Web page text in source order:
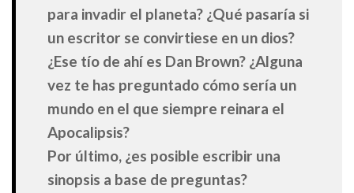
para invadir el planeta? ¿Qué pasaría si
un escritor se convirtiese en un dios?
¿Ese tío de ahí es Dan Brown? ¿Alguna
vez te has preguntado cómo sería un
mundo en el que siempre reinara el
Apocalipsis?
Por último, ¿es posible escribir una
sinopsis a base de preguntas?